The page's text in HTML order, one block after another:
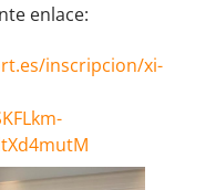
enlace:
inscripcion/xi-